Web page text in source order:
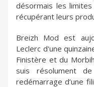
désormais les
récupérant leurs
Breizh Mod est
Leclerc d'une
Finistère et du
suis résolument
redémarrage d’une